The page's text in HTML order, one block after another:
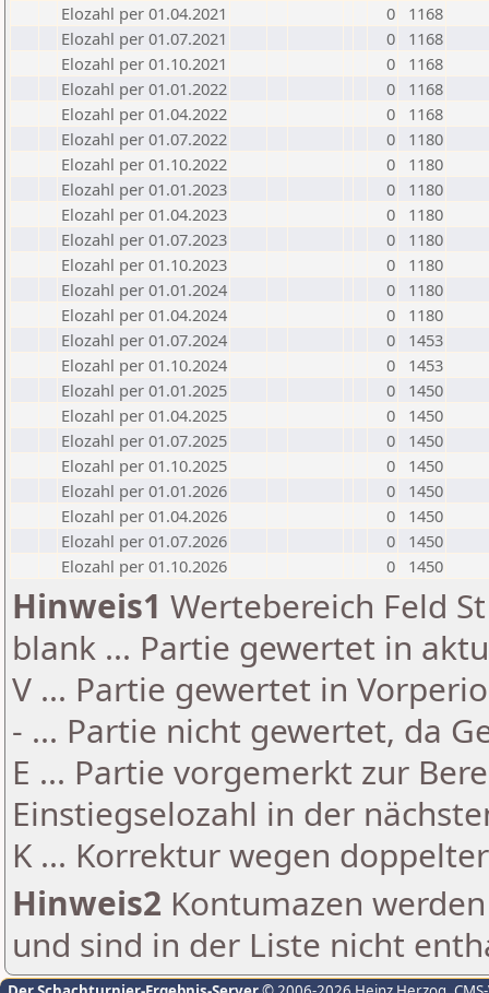
Elozahl per 01.04.2021
0
1168
Elozahl per 01.07.2021
0
1168
Elozahl per 01.10.2021
0
1168
Elozahl per 01.01.2022
0
1168
Elozahl per 01.04.2022
0
1168
Elozahl per 01.07.2022
0
1180
Elozahl per 01.10.2022
0
1180
Elozahl per 01.01.2023
0
1180
Elozahl per 01.04.2023
0
1180
Elozahl per 01.07.2023
0
1180
Elozahl per 01.10.2023
0
1180
Elozahl per 01.01.2024
0
1180
Elozahl per 01.04.2024
0
1180
Elozahl per 01.07.2024
0
1453
Elozahl per 01.10.2024
0
1453
Elozahl per 01.01.2025
0
1450
Elozahl per 01.04.2025
0
1450
Elozahl per 01.07.2025
0
1450
Elozahl per 01.10.2025
0
1450
Elozahl per 01.01.2026
0
1450
Elozahl per 01.04.2026
0
1450
Elozahl per 01.07.2026
0
1450
Elozahl per 01.10.2026
0 1450
Hinweis1 Wertebereich Feld
blank ... Partie gewertet in
V ... Partie gewertet in
- ... Partie nicht gewertet, da
E ... Partie vorgemerkt zur
Einstiegselozahl in der
K ... Korrektur wegen
Hinweis2 Kontumazen
und sind in der Liste nicht